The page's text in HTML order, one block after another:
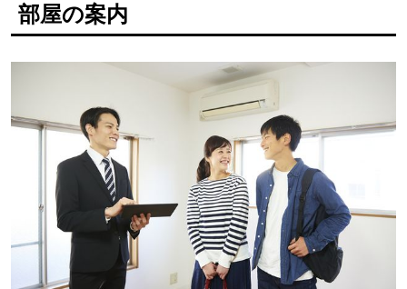
部屋の案内